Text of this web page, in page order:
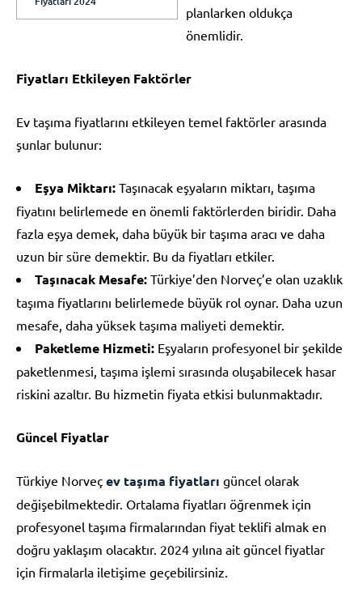
planlarken oldukça
önemlidir.
Fiyatları Etkileyen Faktörler
Ev taşıma fiyatlarını etkileyen temel faktörler arasında
şunlar bulunur:
Eşya Miktarı: Taşınacak eşyaların miktarı, taşıma
fiyatını belirlemede en önemli faktörlerden biridir. Daha
fazla eşya demek, daha büyük bir taşıma aracı ve daha
uzun bir süre demektir. Bu da fiyatları etkiler.
Taşınacak Mesafe: Türkiye’den Norveç’e olan uzaklık
taşıma fiyatlarını belirlemede büyük rol oynar. Daha uzun
mesafe, daha yüksek taşıma maliyeti demektir.
Paketleme Hizmeti: Eşyaların profesyonel bir şekilde
paketlenmesi, taşıma işlemi sırasında oluşabilecek hasar
riskini azaltır. Bu hizmetin fiyata etkisi bulunmaktadır.
Güncel Fiyatlar
Türkiye Norveç ev taşıma fiyatları güncel olarak
değişebilmektedir. Ortalama fiyatları öğrenmek için
profesyonel taşıma firmalarından fiyat teklifi almak en
doğru yaklaşım olacaktır. 2024 yılına ait güncel fiyatlar
için firmalarla iletişime geçebilirsiniz.